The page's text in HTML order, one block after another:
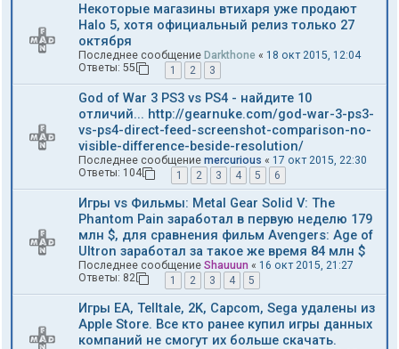
Некоторые магазины втихаря уже продают
Halo 5, хотя официальный релиз только 27
октября
Последнее сообщение Darkthone « 18 окт 2015, 12:04
Ответы: 55 1 2 3
God of War 3 PS3 vs PS4 - найдите 10
отличий... http://gearnuke.com/god-war-3-ps3-
vs-ps4-direct-feed-screenshot-comparison-no-
visible-difference-beside-resolution/
Последнее сообщение mercurious « 17 окт 2015, 22:30
Ответы: 104 1 2 3 4 5 6
Игры vs Фильмы: Metal Gear Solid V: The
Phantom Pain заработал в первую неделю 179
млн $, для сравнения фильм Avengers: Age of
Ultron заработал за такое же время 84 млн $
Последнее сообщение Shauuun « 16 окт 2015, 21:27
Ответы: 82 1 2 3 4 5
Игры EA, Telltale, 2K, Capcom, Sega удалены из
Apple Store. Все кто ранее купил игры данных
компаний не смогут их больше скачать.